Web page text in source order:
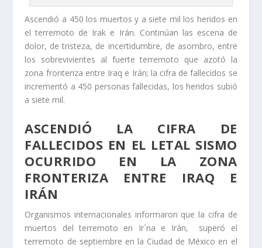
Ascendió a 450 los muertos y a siete mil los heridos en
el terremoto de Irak e Irán. Continúan las escena de
dolor, de tristeza, de incertidumbre, de asombro, entre
los sobrevivientes al fuerte terremoto que azotó la
zona fronteriza entre Iraq e Irán; la cifra de fallecidos se
incrementó a 450 personas fallecidas, los heridos subió
a siete mil.
ASCENDIÓ LA CIFRA DE
FALLECIDOS EN EL LETAL SISMO
OCURRIDO EN LA ZONA
FRONTERIZA ENTRE IRAQ E
IRÁN
Organismos internacionales informaron que la cifra de
muertos del terremoto en Ir´na e Irán, superó el
terremoto de septiembre en la Ciudad de México en el